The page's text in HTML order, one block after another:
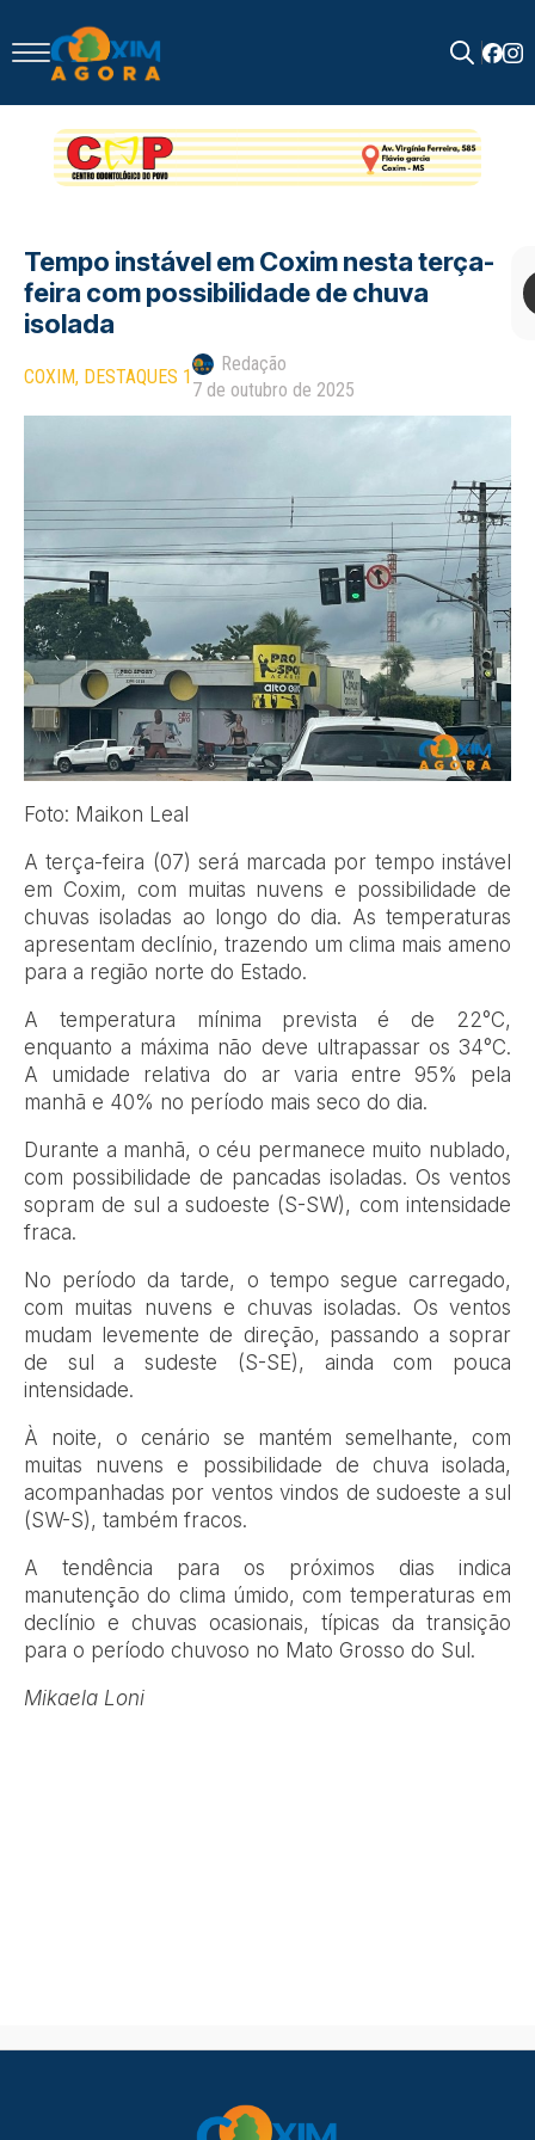
for:
Tempo instável em Coxim nesta terça-
feira com possibilidade de chuva
isolada
COXIM DESTAQUES 1
Redação
7 de outubro de 2025
Foto: Maikon Leal
A terça-feira (07) será marcada por tempo instável
em Coxim, com muitas nuvens e possibilidade de
chuvas isoladas ao longo do dia. As temperaturas
apresentam declínio, trazendo um clima mais ameno
para a região norte do Estado.
A temperatura mínima prevista é de 22°C,
enquanto a máxima não deve ultrapassar os 34°C.
A umidade relativa do ar varia entre 95% pela
manhã e 40% no período mais seco do dia.
Durante a manhã, o céu permanece muito nublado,
com possibilidade de pancadas isoladas. Os ventos
sopram de sul a sudoeste (S-SW), com intensidade
fraca.
No período da tarde, o tempo segue carregado,
com muitas nuvens e chuvas isoladas. Os ventos
mudam levemente de direção, passando a soprar
de sul a sudeste (S-SE), ainda com pouca
intensidade.
À noite, o cenário se mantém semelhante, com
muitas nuvens e possibilidade de chuva isolada,
acompanhadas por ventos vindos de sudoeste a sul
(SW-S), também fracos.
A tendência para os próximos dias indica
manutenção do clima úmido, com temperaturas em
declínio e chuvas ocasionais, típicas da transição
para o período chuvoso no Mato Grosso do Sul.
Mikaela Loni